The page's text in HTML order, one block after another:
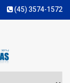
(45) 3574-1572